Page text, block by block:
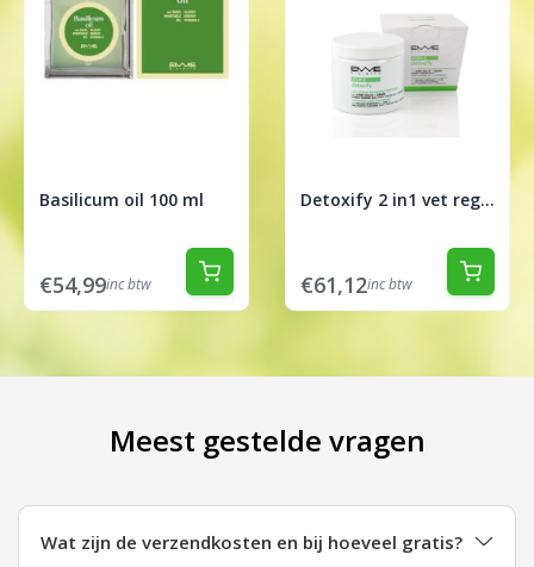
Basilicum oil 100 ml
€54,99inc btw
Detoxify 2 in1 vet regulerende treatment 200ml
€61,12inc btw
Meest gestelde vragen
Wat zijn de verzendkosten en bij hoeveel gratis?